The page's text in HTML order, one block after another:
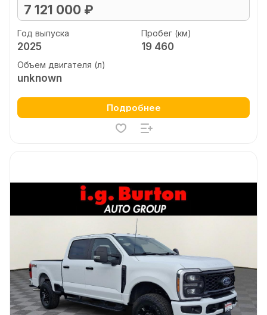
7 121 000 ₽
Год выпуска
2025
Пробег (км)
19 460
Объем двигателя (л)
unknown
Подробнее